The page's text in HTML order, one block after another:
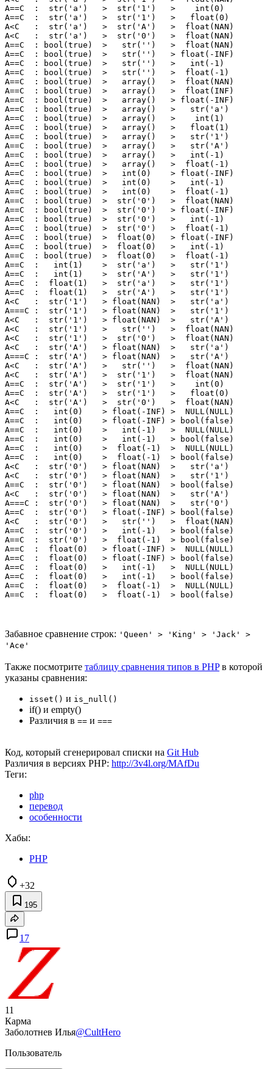
A==C  :  str('a')   >  str('1')   >    int(0)
A==C  :  str('a')   >  str('1')   >   float(0)
A<C   :  str('a')   >  str('A')   >  float(NAN)
A<C   :  str('a')   >  str('0')   >  float(NAN)
A==C  : bool(true)  >   str('')   >  float(NAN)
A==C  : bool(true)  >   str('')   > float(-INF)
A==C  : bool(true)  >   str('')   >   int(-1)
A==C  : bool(true)  >   str('')   >  float(-1)
A==C  : bool(true)  >   array()   >  float(NAN)
A==C  : bool(true)  >   array()   >  float(INF)
A==C  : bool(true)  >   array()   > float(-INF)
A==C  : bool(true)  >   array()   >   str('a')
A==C  : bool(true)  >   array()   >    int(1)
A==C  : bool(true)  >   array()   >   float(1)
A==C  : bool(true)  >   array()   >   str('1')
A==C  : bool(true)  >   array()   >   str('A')
A==C  : bool(true)  >   array()   >   int(-1)
A==C  : bool(true)  >   array()   >  float(-1)
A==C  : bool(true)  >   int(0)    > float(-INF)
A==C  : bool(true)  >   int(0)    >   int(-1)
A==C  : bool(true)  >   int(0)    >  float(-1)
A==C  : bool(true)  >  str('0')   >  float(NAN)
A==C  : bool(true)  >  str('0')   > float(-INF)
A==C  : bool(true)  >  str('0')   >   int(-1)
A==C  : bool(true)  >  str('0')   >  float(-1)
A==C  : bool(true)  >  float(0)   > float(-INF)
A==C  : bool(true)  >  float(0)   >   int(-1)
A==C  : bool(true)  >  float(0)   >  float(-1)
A==C  :   int(1)    >  str('a')   >   str('1')
A==C  :   int(1)    >  str('A')   >   str('1')
A==C  :  float(1)   >  str('a')   >   str('1')
A==C  :  float(1)   >  str('A')   >   str('1')
A<C   :  str('1')   > float(NAN)  >   str('a')
A===C :  str('1')   > float(NAN)  >   str('1')
A<C   :  str('1')   > float(NAN)  >   str('A')
A<C   :  str('1')   >   str('')   >  float(NAN)
A<C   :  str('1')   >  str('0')   >  float(NAN)
A<C   :  str('A')   > float(NAN)  >   str('a')
A===C :  str('A')   > float(NAN)  >   str('A')
A<C   :  str('A')   >   str('')   >  float(NAN)
A<C   :  str('A')   >  str('1')   >  float(NAN)
A==C  :  str('A')   >  str('1')   >    int(0)
A==C  :  str('A')   >  str('1')   >   float(0)
A<C   :  str('A')   >  str('0')   >  float(NAN)
A==C  :   int(0)    > float(-INF) >  NULL(NULL)
A==C  :   int(0)    > float(-INF) > bool(false)
A==C  :   int(0)    >   int(-1)   >  NULL(NULL)
A==C  :   int(0)    >   int(-1)   > bool(false)
A==C  :   int(0)    >  float(-1)  >  NULL(NULL)
A==C  :   int(0)    >  float(-1)  > bool(false)
A<C   :  str('0')   > float(NAN)  >   str('a')
A<C   :  str('0')   > float(NAN)  >   str('1')
A==C  :  str('0')   > float(NAN)  > bool(false)
A<C   :  str('0')   > float(NAN)  >   str('A')
A===C :  str('0')   > float(NAN)  >   str('0')
A==C  :  str('0')   > float(-INF) > bool(false)
A<C   :  str('0')   >   str('')   >  float(NAN)
A==C  :  str('0')   >   int(-1)   > bool(false)
A==C  :  str('0')   >  float(-1)  > bool(false)
A==C  :  float(0)   > float(-INF) >  NULL(NULL)
A==C  :  float(0)   > float(-INF) > bool(false)
A==C  :  float(0)   >   int(-1)   >  NULL(NULL)
A==C  :  float(0)   >   int(-1)   > bool(false)
A==C  :  float(0)   >  float(-1)  >  NULL(NULL)
A==C  :  float(0)   >  float(-1)  > bool(false)
Забавное сравнение строк: 'Queen' > 'King' > 'Jack' >
'Ace'
Также посмотрите таблицу сравнения типов в PHPв которой
указаны сравнения:
isset() и is_null()
if() и empty()
Различия в == и ===
Код, который сгенерировал списки на Git Hub
Различия в версиях PHP: http://3v4l.org/MAfDu
Теги:
php
перевод
особенности
Хабы:
PHP
+32
195
17
11
Карма
Заболотнев Илья@CultHero
Пользователь